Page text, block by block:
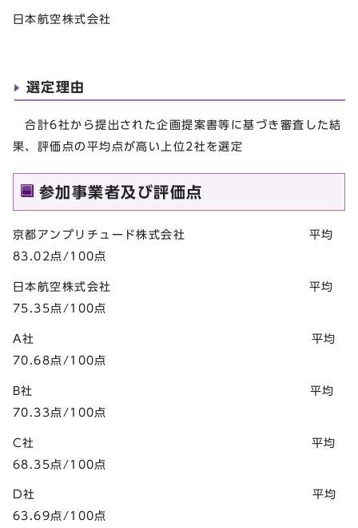
日本航空株式会社
選定理由
合計6社から提出された企画提案書等に基づき審査した結
果、評価点の平均点が高い上位2社を選定
参加事業者及び評価点
京都アンプリチュード株式会社 平均
83.02点/100点
日本航空株式会社 平均
75.35点/100点
A社 平均
70.68点/100点
B社 平均
70.33点/100点
C社 平均
68.35点/100点
D社 平均
63.69点/100点